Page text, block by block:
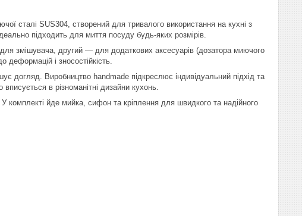
сталі SUS304, створений для тривалого використання на кухні з
підходить для миття посуду будь-яких розмірів.
змішувача, другий — для додаткових аксесуарів (дозатора миючого
деформацій і зносостійкість.
догляд. Виробництво handmade підкреслює індивідуальний підхід та
в різноманітні дизайни кухонь.
У комплекті йде мийка, сифон та кріплення для швидкого та надійного